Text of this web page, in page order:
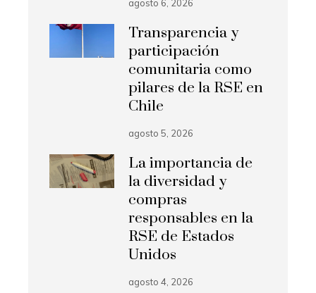
agosto 6, 2026
Transparencia y
participación
comunitaria como
pilares de la RSE en
Chile
agosto 5, 2026
La importancia de
la diversidad y
compras
responsables en la
RSE de Estados
Unidos
agosto 4, 2026